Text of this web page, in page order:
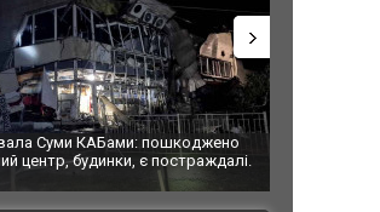
Українські надзвичайники врятували козуленя
під час ліквідації масштабної лісової пожежі у